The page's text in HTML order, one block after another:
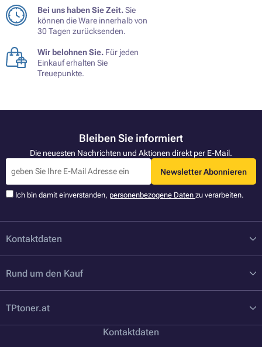
Bei uns haben Sie Zeit.Sie
können die Ware innerhalb von
30 Tagen zurücksenden.
Wir belohnen Sie. Für jeden
Einkauf erhalten Sie
Treuepunkte.
Bleiben Sie informiert
Die neuesten Nachrichten und Aktionen direkt per E-Mail.
Newsletter Abonnieren
Ich bin damit einverstanden, personenbezogene Daten zu verarbeiten.
Kontaktdaten
Rund um den Kauf
TPtoner.at
Kontaktdaten